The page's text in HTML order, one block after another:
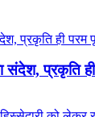
संदेश, प्रकृति